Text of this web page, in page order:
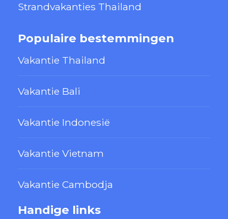
Strandvakanties Thailand
Populaire bestemmingen
Vakantie Thailand
Vakantie Bali
Vakantie Indonesië
Vakantie Vietnam
Vakantie Cambodja
Handige links